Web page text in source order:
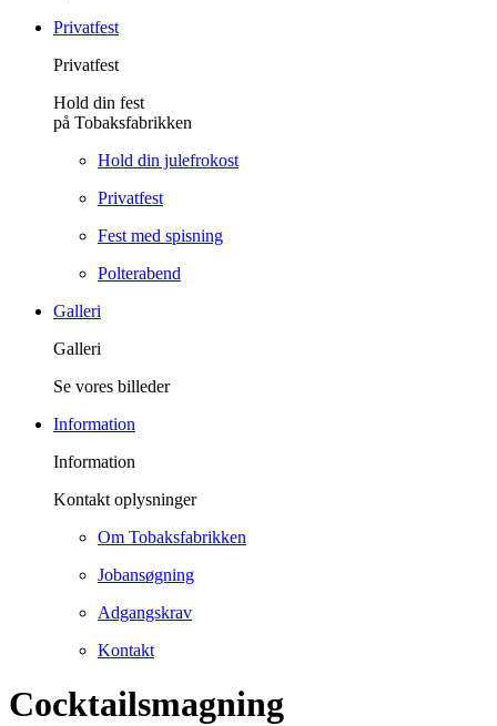
Privatfest
Privatfest
Hold din fest
på Tobaksfabrikken
Hold din julefrokost
Privatfest
Fest med spisning
Polterabend
Galleri
Galleri
Se vores billeder
Information
Information
Kontakt oplysninger
Om Tobaksfabrikken
Jobansøgning
Adgangskrav
Kontakt
Cocktailsmagning